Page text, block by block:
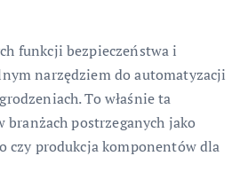
funkcji bezpieczeństwa i
narzędziem do automatyzacji
To właśnie ta
branżach postrzeganych jako
czy produkcja komponentów dla